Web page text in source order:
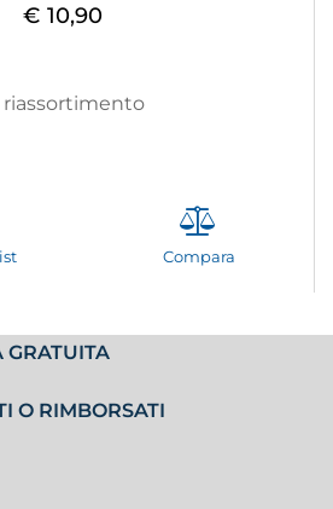
€ 10,90
riassortimento
Compara
GRATUITA
O RIMBORSATI